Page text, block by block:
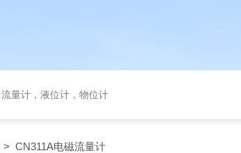
量计，液位计，物位计
CN311A电磁流量计